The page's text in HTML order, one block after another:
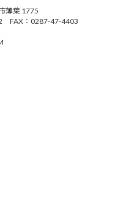
葉 1775
：0287-47-4403